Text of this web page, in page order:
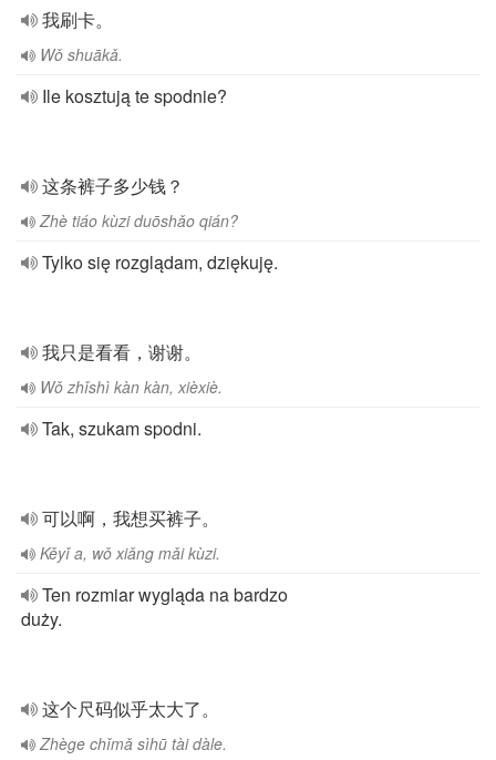
我刷卡。
Wǒ shuākǎ.
Ile kosztują te spodnie?
这条裤子多少钱？
Zhè tiáo kùzi duōshǎo qián?
Tylko się rozglądam, dziękuję.
我只是看看，谢谢。
Wǒ zhǐshì kàn kàn, xièxiè.
Tak, szukam spodni.
可以啊，我想买裤子。
Kěyǐ a, wǒ xiǎng mǎi kùzi.
Ten rozmiar wygląda na bardzo
duży.
这个尺码似乎太大了。
Zhège chǐmǎ sìhū tài dàle.